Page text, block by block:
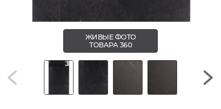
ЖИВЫЕ ФОТО
ТОВАРА 360